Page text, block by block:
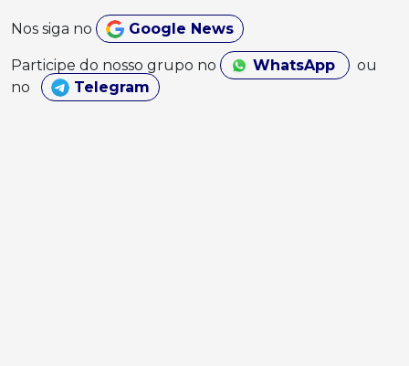
Nos siga no Google News
Participe do nosso grupo no WhatsApp
ou
no
Telegram